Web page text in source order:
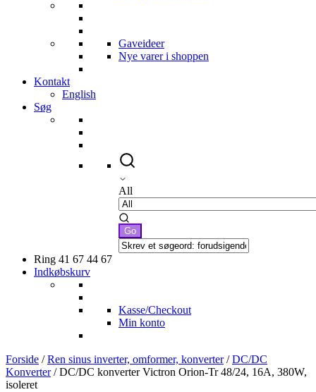
Gaveideer
Nye varer i shoppen
Kontakt
English
Søg
All
Ring 41 67 44 67
Indkøbskurv
Kasse/Checkout
Min konto
Forside /Ren sinus inverter, omformer, konverter/DC/DC
Konverter/ DC/DC konverter Victron Orion-Tr 48/24, 16A, 380W,
isoleret